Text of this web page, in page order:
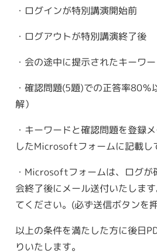
・ログインが特別講演開始前
・ログアウトが特別講演終了後
・会の途中に提示されたキーワー
・確認問題(5題)での正答率80％
解）
・キーワードと確認問題を登録
したMicrosoftフォームに記載し
・Microsoftフォームは、ログが
会終了後にメール送付いたしま
てください。(必ず送信ボタンを
以上の条件を満たした方に後日
りいたします。